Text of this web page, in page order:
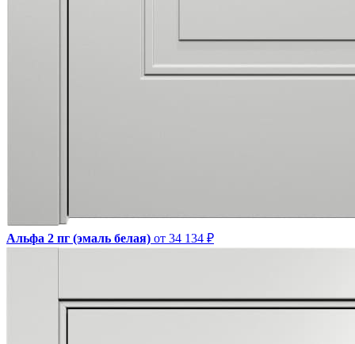
Альфа 2 пг (эмаль белая) от 34 134 ₽